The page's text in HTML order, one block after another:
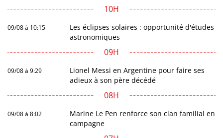
10H
09/08 à 10:15
Les éclipses solaires : opportunité d'études
astronomiques
09H
09/08 à 9:29
Lionel Messi en Argentine pour faire ses
adieux à son père décédé
08H
09/08 à 8:02
Marine Le Pen renforce son clan familial en
campagne